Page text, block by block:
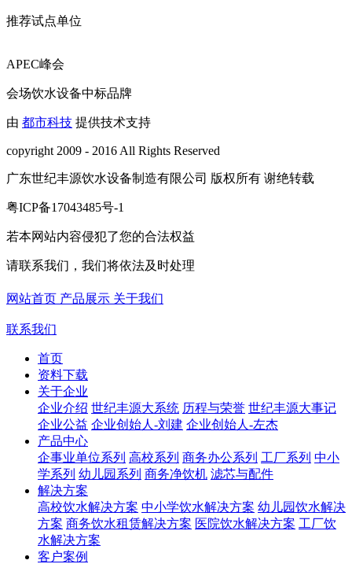
推荐试点单位
APEC峰会
会场饮水设备中标品牌
由 都市科技 提供技术支持
copyright 2009 - 2016 All Rights Reserved
广东世纪丰源饮水设备制造有限公司 版权所有 谢绝转载
粤ICP备17043485号-1
若本网站内容侵犯了您的合法权益
请联系我们，我们将依法及时处理
网站首页 产品展示 关于我们
联系我们
首页
资料下载
关于企业
企业介绍 世纪丰源大系统 历程与荣誉 世纪丰源大事记
企业公益 企业创始人-刘建 企业创始人-左杰
产品中心
企事业单位系列 高校系列 商务办公系列 工厂系列 中小
学系列 幼儿园系列 商务净饮机 滤芯与配件
解决方案
高校饮水解决方案 中小学饮水解决方案 幼儿园饮水解决
方案 商务饮水租赁解决方案 医院饮水解决方案 工厂饮
水解决方案
客户案例